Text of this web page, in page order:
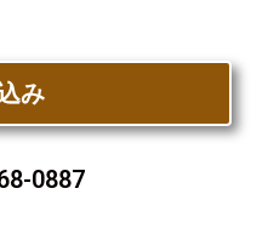
み
0887